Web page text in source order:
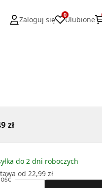
Zaloguj się
0
Ulubione
zł
do 2 dni roboczych
od 22,99 zł